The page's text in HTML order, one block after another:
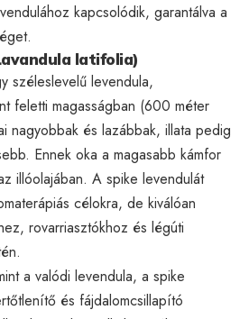
kapcsolódik, garantálva a
latifolia)
széleslevelű levendula,
feletti magasságban (600 méter
nagyobbak és lazábbak, illata pedig
Ennek oka a magasabb kámfor
illóolajában. A spike levendulát
célokra, de kiválóan
rovarriasztókhoz és légúti
a valódi levendula, a spike
és fájdalomcsillapító